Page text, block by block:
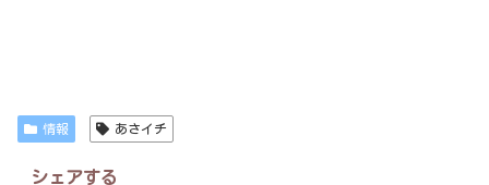
情報 あさイチ
シェアする